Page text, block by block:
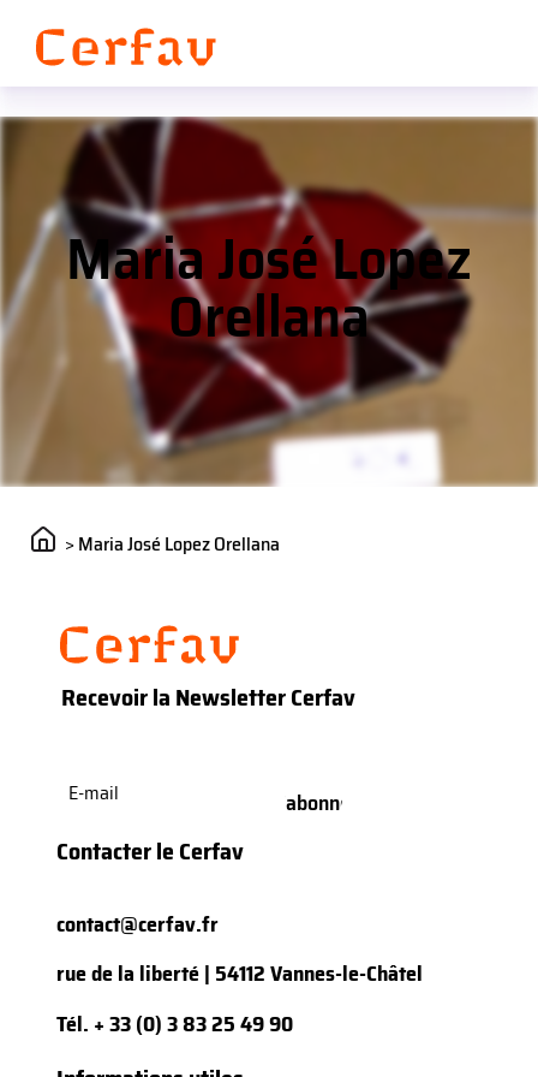
Maria José Lopez
Orellana
>Maria José Lopez Orellana
Recevoir la Newsletter Cerfav
mail(Nécessaire)
Contacter le Cerfav
contact@cerfav.fr
rue de la liberté | 54112 Vannes-le-Châtel
Tél. + 33 (0) 3 83 25 49 90